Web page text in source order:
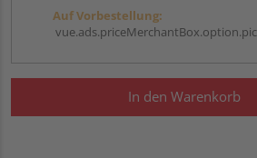
Auf Vorbestellung:
In den Warenkorb